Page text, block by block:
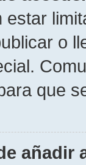
estar
o
que
añadir